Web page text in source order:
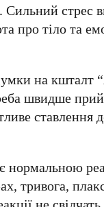
Сильний стрес
про тіло та
на кшталт
швидше
ставлення
нормальною
тривога,